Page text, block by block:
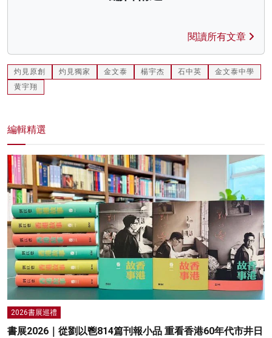
閱讀所有文章
灼見原創 灼見獨家 金文泰 楊宇杰 石中英
金文泰中學
黄宇翔
編輯精選
2026書展巡禮
書展2026｜從劉以鬯814篇刊報小品 重看香港60年代市井日